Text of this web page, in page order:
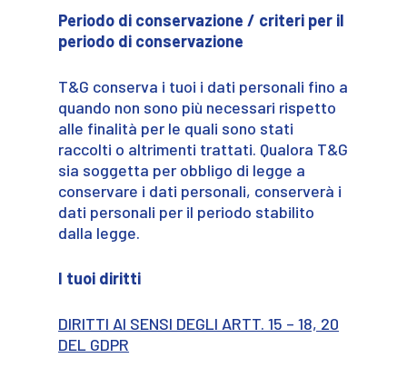
Periodo di conservazione / criteri per il
periodo di conservazione
T&G conserva i tuoi i dati personali fino a
quando non sono più necessari rispetto
alle finalità per le quali sono stati
raccolti o altrimenti trattati. Qualora T&G
sia soggetta per obbligo di legge a
conservare i dati personali, conserverà i
dati personali per il periodo stabilito
dalla legge.
I tuoi diritti
DIRITTI AI SENSI DEGLI ARTT. 15 – 18, 20
DEL GDPR